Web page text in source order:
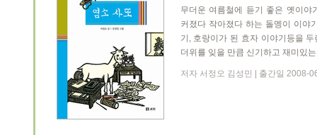
무더운 여름철에 듣기 좋은 옛이야
커졌다 작아졌다 하는 돌멩이 이야
기, 호랑이가 된 효자 이야기등을
더위를 잊을 만큼 신기하고 재미있
저자 서정오 김성민 | 출간일 2008-